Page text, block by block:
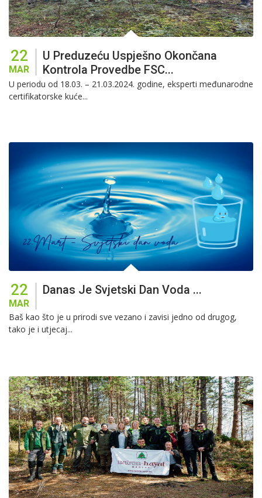
22
MAR
U Preduzeću Uspješno Okončana
Kontrola Provedbe FSC...
U periodu od 18.03. – 21.03.2024. godine, eksperti međunarodne
certifikatorske kuće...
22
MAR
Danas Je Svjetski Dan Voda ...
Baš kao što je u prirodi sve vezano i zavisi jedno od drugog,
tako je i utjecaj...